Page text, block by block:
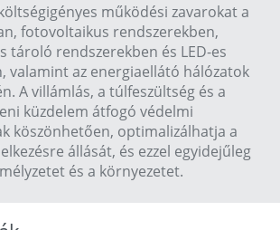
működési zavarokat a
fotovoltaikus rendszerekben,
tároló rendszerekben és LED-es
valamint az energiaellátó hálózatok
A villámlás, a túlfeszültség és a
küzdelem átfogó védelmi
köszönhetően, optimalizálhatja a
állását, és ezzel egyidejűleg
és a környezetet.